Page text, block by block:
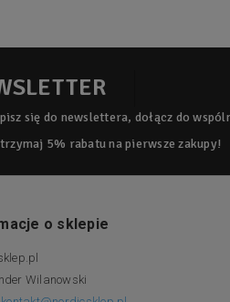
się do newslettera, dołącz do
5% rabatu na pierwsze zakupy!
o sklepie
Wilanowski